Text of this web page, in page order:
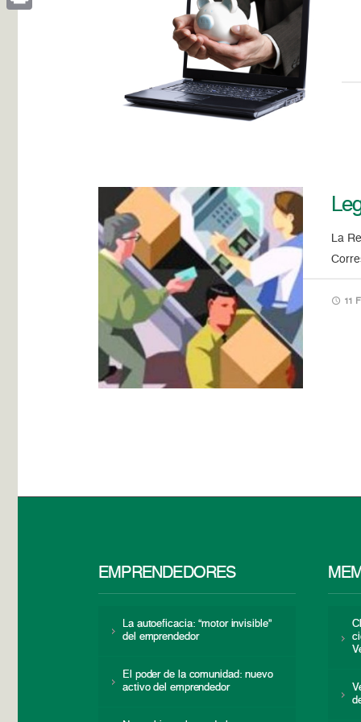
La
11
EMPRENDEDORES
La autoeficacia: “motor invisible”
del emprendedor
El poder de la comunidad: nuevo
activo del emprendedor